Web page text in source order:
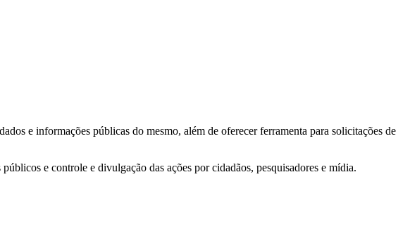
e informações públicas do mesmo, além de oferecer ferramenta para solicitações de
e controle e divulgação das ações por cidadãos, pesquisadores e mídia.